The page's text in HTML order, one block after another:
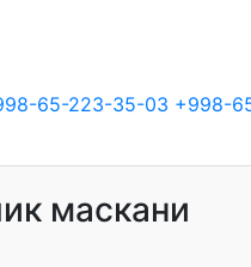
65-223-35-03 +998-
маскани